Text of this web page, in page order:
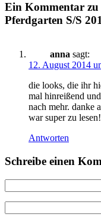
Ein Kommentar
Pferdgarten S/S
anna sagt:
12. August 2014
die looks, die ihr
mal hinreißend
nach mehr. danke
war super zu lesen!
Antworten
Schreibe einen